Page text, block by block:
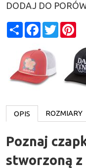
DODAJ DO
ShareFacebook
Twitter
OPIS ROZMIARY
Poznaj
stworzoną